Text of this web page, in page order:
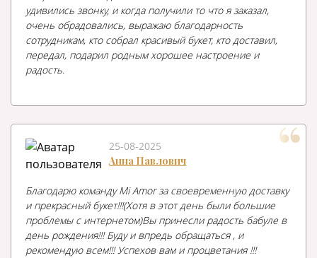
удивились звонку, и когда получили то что я заказал,
очень обрадовались, выражаю благодарность
сотрудникам, кто собрал красивый букет, кто доставил,
передал, подарил родным хорошее настроение и
радость.
25-08-2025
Анна Павлович
Благодарю команду Mi Amor за своевременную доставку
и прекрасный букет!!!(Хотя в этот день были большие
проблемы с интернетом)Вы принесли радость бабуле в
день рождения!!! Буду и впредь обращаться , и
рекомендую всем!!! Успехов вам и процветания !!!